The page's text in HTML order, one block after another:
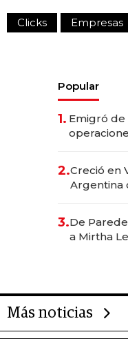
Clicks Empresas
Popular
1. Emigró de
2.Creció en
Argentina
las
3.De
a Mirtha
Más noticias